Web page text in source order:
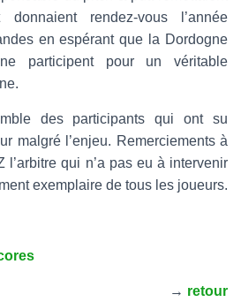
rendez-vous l’année
en espérant que la Dordogne
participent pour un véritable
des participants qui ont su
malgré l’enjeu. Remerciements à
l’arbitre qui n’a pas eu à intervenir
exemplaire de tous les joueurs.
→ retour